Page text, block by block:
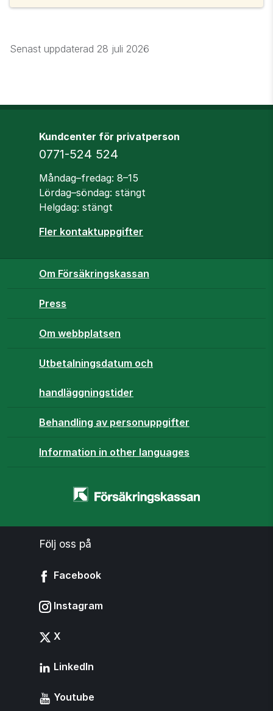
Senast uppdaterad 28 juli 2026
Kundcenter för privatperson
Telefon
0771-524 524
Öppettider
Måndag–fredag: 8–15
Lördag–söndag: stängt
Helgdag: stängt
Fler kontaktuppgifter
Om Försäkringskassan
Press
Om webbplatsen
Utbetalningsdatum och
handläggningstider
Behandling av personuppgifter
Information in other languages
Startsidan
Följ oss på
Facebook
Instagram
X
LinkedIn
Youtube